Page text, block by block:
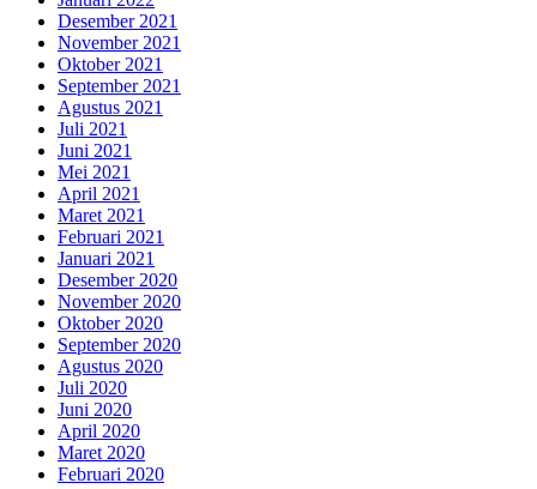
Desember 2021
November 2021
Oktober 2021
September 2021
Agustus 2021
Juli 2021
Juni 2021
Mei 2021
April 2021
Maret 2021
Februari 2021
Januari 2021
Desember 2020
November 2020
Oktober 2020
September 2020
Agustus 2020
Juli 2020
Juni 2020
April 2020
Maret 2020
Februari 2020